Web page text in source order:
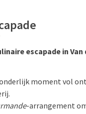
escapade in
moment vol
-arrangement